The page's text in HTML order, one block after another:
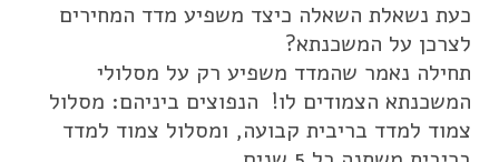
כעת נשאלת השאלה כיצד משפיע מדד המחירים
לצרכן על המשכנתא?
תחילה נאמר שהמדד משפיע רק על מסלולי
המשכנתא הצמודים לו! הנפוצים ביניהם: מסלול
צמוד למדד בריבית קבועה, ומסלול צמוד למדד